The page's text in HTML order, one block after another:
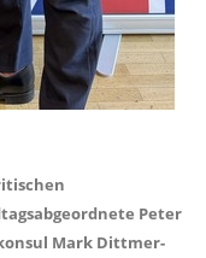
Peter
Mark Dittmer-